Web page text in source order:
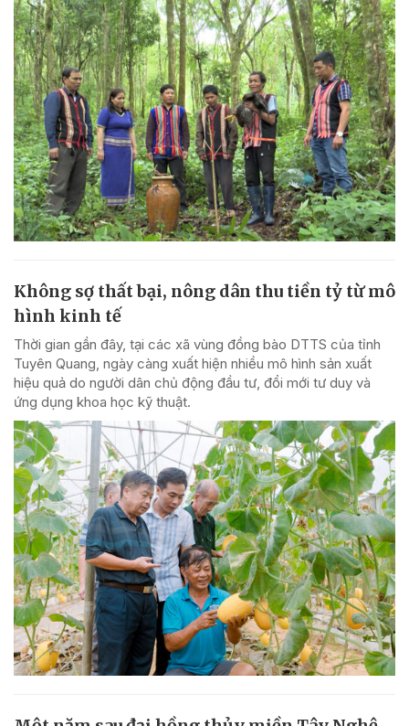
Không sợ thất bại, nông dân thu tiền tỷ từ mô
hình kinh tế
Thời gian gần đây, tại các xã vùng đồng bào DTTS của tỉnh
Tuyên Quang, ngày càng xuất hiện nhiều mô hình sản xuất
hiệu quả do người dân chủ động đầu tư, đổi mới tư duy và
ứng dụng khoa học kỹ thuật.